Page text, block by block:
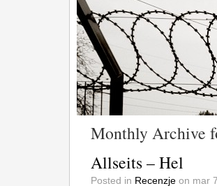
Monthly Archive
Allseits – Hel
Posted in Recenzje on mar